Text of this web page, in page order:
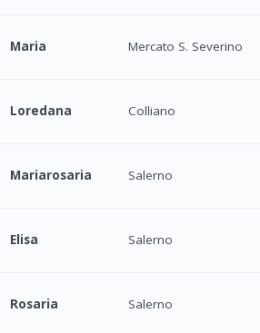
Maria Mercato S. Severino
Loredana Colliano
Mariarosaria Salerno
Elisa Salerno
Rosaria Salerno